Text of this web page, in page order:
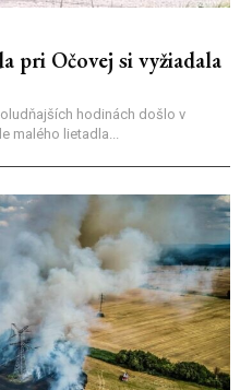
pri Očovej si vyžiadala
hodinách došlo v
malého lietadla...